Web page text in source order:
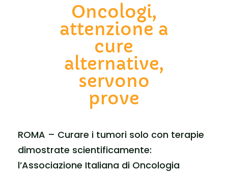
Oncologi,
attenzione a
cure
alternative,
servono
prove
ROMA – Curare i tumori solo con terapie
dimostrate scientificamente:
l’Associazione Italiana di Oncologia